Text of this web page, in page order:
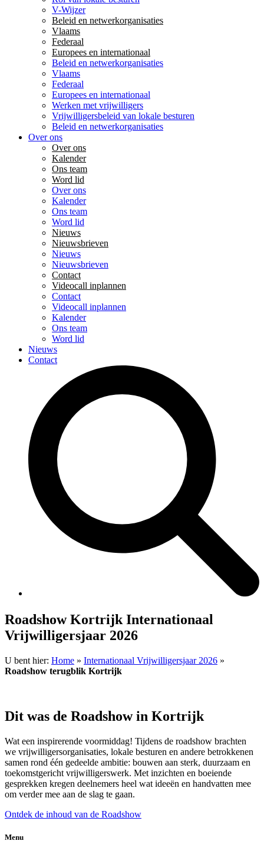
V-Wijzer
Beleid en netwerkorganisaties
Vlaams
Federaal
Europees en internationaal
Beleid en netwerkorganisaties
Vlaams
Federaal
Europees en internationaal
Werken met vrijwilligers
Vrijwilligersbeleid van lokale besturen
Beleid en netwerkorganisaties
Over ons
Over ons
Kalender
Ons team
Word lid
Over ons
Kalender
Ons team
Word lid
Nieuws
Nieuwsbrieven
Nieuws
Nieuwsbrieven
Contact
Videocall inplannen
Contact
Videocall inplannen
Kalender
Ons team
Word lid
Nieuws
Contact
Roadshow Kortrijk Internationaal
Vrijwilligersjaar 2026
U bent hier: Home » Internationaal Vrijwilligersjaar 2026 »
Roadshow terugblik Kortrijk
Dit was de Roadshow in Kortrijk
Wat een inspirerende voormiddag! Tijdens de roadshow brachten
we vrijwilligersorganisaties, lokale besturen en andere betrokkenen
samen rond één gedeelde ambitie: bouwen aan sterk, duurzaam en
toekomstgericht vrijwilligerswerk. Met inzichten en boeiende
gesprekken kregen deelnemers heel wat ideeën en handvatten mee
om verder mee aan de slag te gaan.
Ontdek de inhoud van de Roadshow
Menu